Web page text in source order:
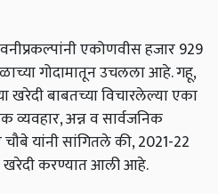
एकोणवीस हजार 929
गोदामातून उचलला आहे. गहू,
बाबतच्या विचारलेल्या एका
व्यवहार, अन्न व सार्वजनिक
चौबे यांनी सांगितले की, 2021-22
खरेदी करण्यात आली आहे.